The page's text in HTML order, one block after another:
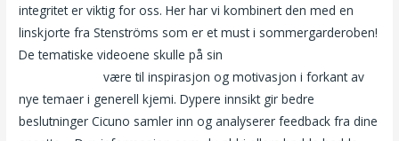
integritet er viktig for oss. Her har vi kombinert den med en
linskjorte fra Stenströms som er et must i sommergarderoben!
De tematiske videoene skulle på sin
være til inspirasjon og motivasjon i forkant av
nye temaer i generell kjemi. Dypere innsikt gir bedre
beslutninger Cicuno samler inn og analyserer feedback fra dine